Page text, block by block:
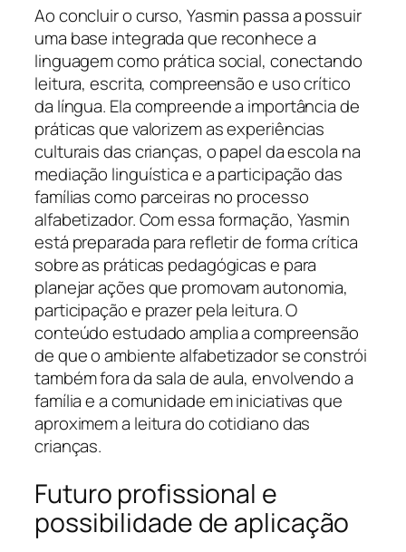
Ao concluir o curso, Yasmin passa a possuir
uma base integrada que reconhece a
linguagem como prática social, conectando
leitura, escrita, compreensão e uso crítico
da língua. Ela compreende a importância de
práticas que valorizem as experiências
culturais das crianças, o papel da escola na
mediação linguística e a participação das
famílias como parceiras no processo
alfabetizador. Com essa formação, Yasmin
está preparada para refletir de forma crítica
sobre as práticas pedagógicas e para
planejar ações que promovam autonomia,
participação e prazer pela leitura. O
conteúdo estudado amplia a compreensão
de que o ambiente alfabetizador se constrói
também fora da sala de aula, envolvendo a
família e a comunidade em iniciativas que
aproximem a leitura do cotidiano das
crianças.
Futuro profissional e
possibilidade de aplicação